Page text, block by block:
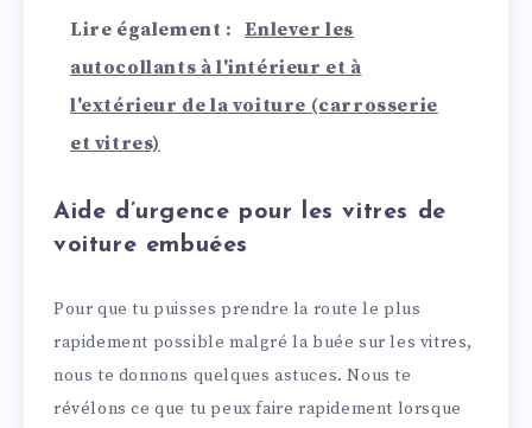
Lire également :
Enlever les
autocollants à l'intérieur et à
l'extérieur de la voiture (carrosserie
et vitres)
Aide d’urgence pour les vitres de
voiture embuées
Pour que tu puisses prendre la route le plus
rapidement possible malgré la buée sur les vitres,
nous te donnons quelques astuces. Nous te
révélons ce que tu peux faire rapidement lorsque